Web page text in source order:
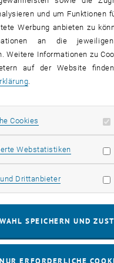
in Betrieb genommen.
Hütte eine nachhaltige
zum Fortschritt der
austria-
docs/
2023.2-Juli-
IMPRESSUM
und um Funktionen
Werbung anbieten zu
an die jeweiligen
Weitere Informationen zu
auf der Website
.
Cookies Erforderliche
WebstatistikenStatistik
DrittanbieterMarketing
SPEICHERN UND